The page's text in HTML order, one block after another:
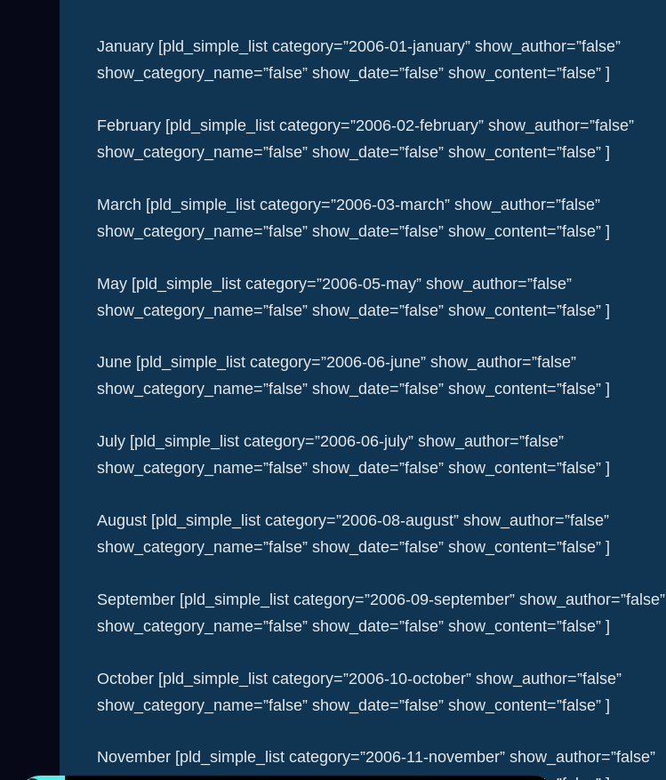
January [pld_simple_list category=”2006-01-january” show_author=”false”
show_category_name=”false” show_date=”false” show_content=”false” ]
February [pld_simple_list category=”2006-02-february” show_author=”false”
show_category_name=”false” show_date=”false” show_content=”false” ]
March [pld_simple_list category=”2006-03-march” show_author=”false”
show_category_name=”false” show_date=”false” show_content=”false” ]
May [pld_simple_list category=”2006-05-may” show_author=”false”
show_category_name=”false” show_date=”false” show_content=”false” ]
June [pld_simple_list category=”2006-06-june” show_author=”false”
show_category_name=”false” show_date=”false” show_content=”false” ]
July [pld_simple_list category=”2006-06-july” show_author=”false”
show_category_name=”false” show_date=”false” show_content=”false” ]
August [pld_simple_list category=”2006-08-august” show_author=”false”
show_category_name=”false” show_date=”false” show_content=”false” ]
September [pld_simple_list category=”2006-09-september” show_author=”false”
show_category_name=”false” show_date=”false” show_content=”false” ]
October [pld_simple_list category=”2006-10-october” show_author=”false”
show_category_name=”false” show_date=”false” show_content=”false” ]
November [pld_simple_list category=”2006-11-november” show_author=”false”